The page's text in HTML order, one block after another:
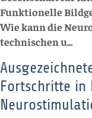
Funktionelle
Wie kann die
technischen u...
Fortschritte in